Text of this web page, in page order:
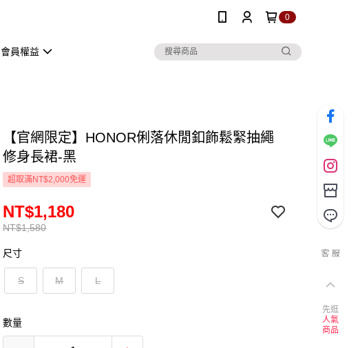
0
會員權益
【官網限定】HONOR俐落休閒釦飾鬆緊抽繩
修身長裙-黑
超取滿NT$2,000免運
NT$1,580
NT$1,180
尺寸
S M L
數量
先逛
人氣
商品